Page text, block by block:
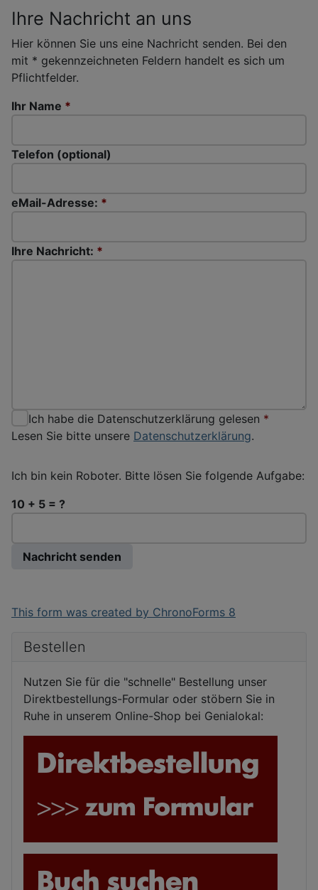
Ihre Nachricht an uns
Hier können Sie uns eine Nachricht senden. Bei den
mit * gekennzeichneten Feldern handelt es sich um
Pflichtfelder.
Ihr Name *
Telefon (optional)
eMail-Adresse: *
Ihre Nachricht: *
Ich habe die Datenschutzerklärung gelesen *
Lesen Sie bitte unsere Datenschutzerklärung.
Ich bin kein Roboter. Bitte lösen Sie folgende Aufgabe:
10 + 5 = ?
Nachricht senden
This form was created by ChronoForms 8
Bestellen
Nutzen Sie für die "schnelle" Bestellung unser
Direktbestellungs-Formular oder stöbern Sie in
Ruhe in unserem Online-Shop bei Genialokal: